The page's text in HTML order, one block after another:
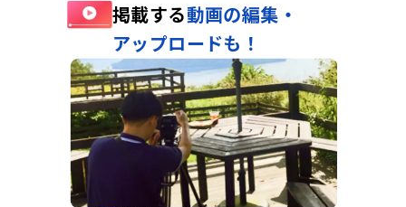
掲載する動画の編集・
アップロードも！